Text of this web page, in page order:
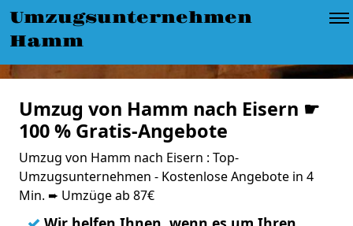
Umzugsunternehmen
Hamm
Umzug von Hamm nach Eisern ☛
100 % Gratis-Angebote
Umzug von Hamm nach Eisern : Top-
Umzugsunternehmen - Kostenlose Angebote in 4
Min. ➨ Umzüge ab 87€